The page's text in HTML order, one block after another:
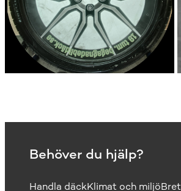
Behöver du hjälp?
Handla däckKlimat och miljö